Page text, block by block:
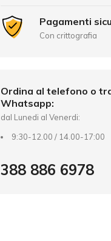
Pagamenti
Con crittografia
Ordina al telefono o
Whatsapp:
dal Lunedi al Venerdi:
9:30-12.00 / 14.00-17:00
388 886 6978